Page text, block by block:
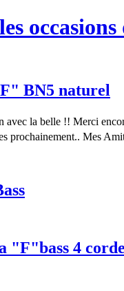
BN5 naturel
la belle !! Merci
prochainement.. Mes
"F"bass 4